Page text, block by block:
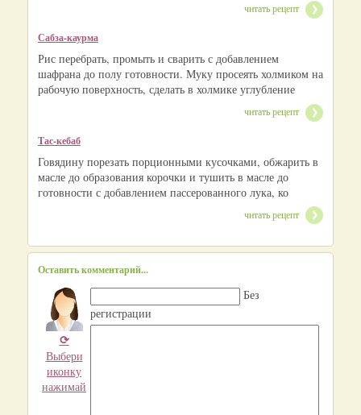
читать рецепт
Сабза-каурма
Рис перебрать, промыть и сварить с добавлением
шафрана до полу готовности. Муку просеять холмиком на
рабочую поверхность, сделать в холмике углубление
читать рецепт
Тас-кебаб
Говядину порезать порционными кусочками, обжарить в
масле до образования корочки и тушить в масле до
готовности с добавлением пассерованного лука, ко
читать рецепт
Оставить комментарий...
⟳
Выбери
иконку
нажимай
Без
регистрации